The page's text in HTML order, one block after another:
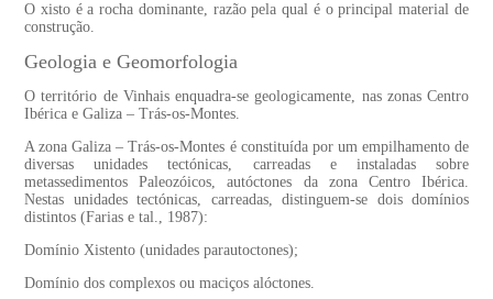
O xisto é a rocha dominante, razão pela qual é o principal material de
construção.
Geologia e Geomorfologia
O território de Vinhais enquadra-se geologicamente, nas zonas Centro
Ibérica e Galiza – Trás-os-Montes.
A zona Galiza – Trás-os-Montes é constituída por um empilhamento de
diversas unidades tectónicas, carreadas e instaladas sobre
metassedimentos Paleozóicos, autóctones da zona Centro Ibérica.
Nestas unidades tectónicas, carreadas, distinguem-se dois domínios
distintos (Farias e tal., 1987):
Domínio Xistento (unidades parautoctones);
Domínio dos complexos ou maciços alóctones.